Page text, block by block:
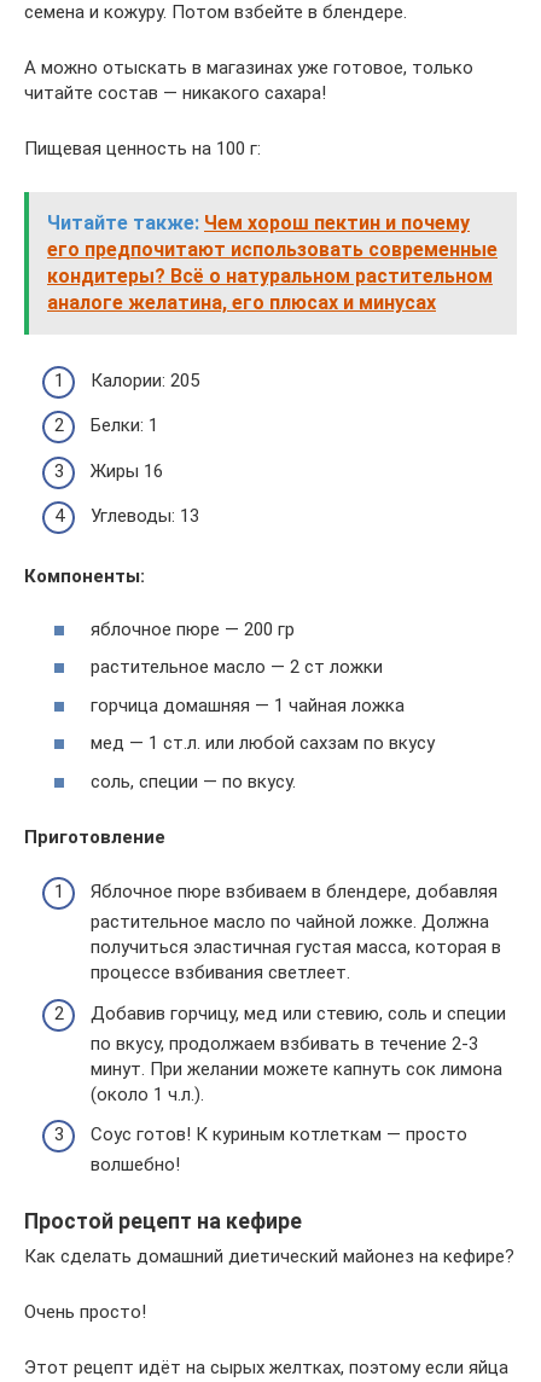
семена и кожуру. Потом взбейте в блендере.
А можно отыскать в магазинах уже готовое, только
читайте состав — никакого сахара!
Пищевая ценность на 100 г:
Читайте также: Чем хорош пектин и почему
его предпочитают использовать современные
кондитеры? Всё о натуральном растительном
аналоге желатина, его плюсах и минусах
Калории: 205
Белки: 1
Жиры 16
Углеводы: 13
Компоненты:
яблочное пюре — 200 гр
растительное масло — 2 ст ложки
горчица домашняя — 1 чайная ложка
мед — 1 ст.л. или любой сахзам по вкусу
соль, специи — по вкусу.
Приготовление
Яблочное пюре взбиваем в блендере, добавляя
растительное масло по чайной ложке. Должна
получиться эластичная густая масса, которая в
процессе взбивания светлеет.
Добавив горчицу, мед или стевию, соль и специи
по вкусу, продолжаем взбивать в течение 2-3
минут. При желании можете капнуть сок лимона
(около 1 ч.л.).
Соус готов! К куриным котлеткам — просто
волшебно!
Простой рецепт на кефире
Как сделать домашний диетический майонез на кефире?
Очень просто!
Этот рецепт идёт на сырых желтках, поэтому если яйца